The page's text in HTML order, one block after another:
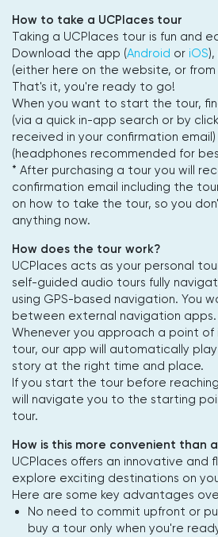
How to take a UCPlaces tour
Taking a UCPlaces tour is fun and
Download the app (Android or iOS
(either here on the website, or
That's it, you're ready to go!
When you want to start the tour,
(via a quick in-app search or by
received in your confirmation
(headphones recommended for
* After purchasing a tour you will
confirmation email including the
on how to take the tour, so you
anything now.
How does the tour work?
UCPlaces acts as your personal
self-guided audio tours fully
using GPS-based navigation. You
between external navigation apps.
Whenever you approach a point of
tour, our app will automatically
story at the right time and place.
If you start the tour before
will navigate you to the starting
tour.
How is this more convenient than
UCPlaces offers an innovative and
explore exciting destinations on
Here are some key advantages
No need to commit upfront or
buy a tour only when you're